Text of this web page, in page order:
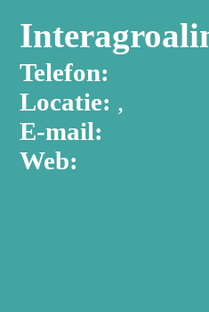
Telefon:
Locatie: ,
E-mail:
Web: